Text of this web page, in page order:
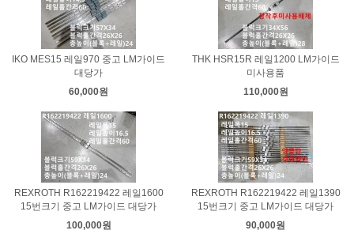
IKO MES15 레일970 중고 LM가이드
대당가
60,000원
THK HSR15R 레일1200 LM가이드
미사용품
110,000원
REXROTH R162219422 레일1600
15번크기 중고 LM가이드 대당가
100,000원
REXROTH R162219422 레일1390
15번크기 중고 LM가이드 대당가
90,000원